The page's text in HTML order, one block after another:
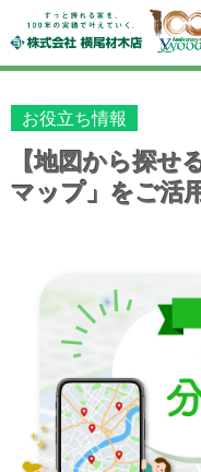
お役立ち情報
【地図から探せ
マップ」をご活